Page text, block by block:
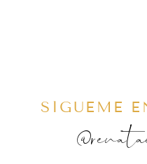
SÍGUEME